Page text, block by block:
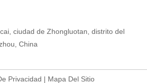
ciudad de Zhongluotan, distrito del
China
Privacidad | Mapa Del Sitio